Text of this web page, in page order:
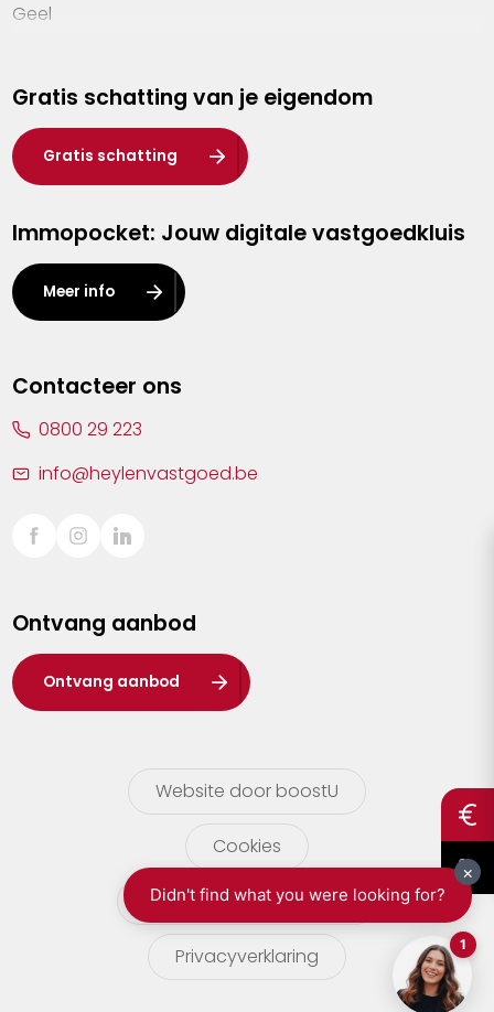
Geel
Hasselt
Heist-op-den-Berg
Herentals
Kalmthout
Leuven
Lier
Sint-Truiden
Waasland
Wuustwezel
Zoersel
Gratis schatting van je eigendom
Gratis schatting
Immopocket: Jouw digitale vastgoedkluis
Meer info
Contacteer ons
0800 29 223
info@heylenvastgoed.be
Ontvang aanbod
Ontvang aanbod
Website door boostU
Cookies
gebruikersvoorwaarden
Privacyverklaring